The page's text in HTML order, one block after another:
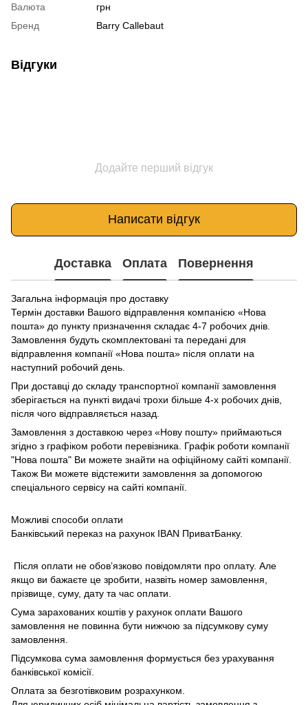
Валюта
грн
Бренд
Barry Callebaut
Відгуки
Додайте перший відгук
Написати відгук
Доставка Оплата Повернення
Загальна інформація про доставку
Термін доставки Вашого відправлення компанією «Нова
пошта» до пункту призначення складає 4-7 робочих днів.
Замовлення будуть скомплектовані та передані для
відправлення компанії «Нова пошта» після оплати на
наступний робочий день.
При доставці до складу транспортної компанії замовлення
зберігається на пункті видачі трохи більше 4-х робочих днів,
після чого відправляється назад.
Замовлення з доставкою через «Нову пошту» приймаються
згідно з графіком роботи перевізника. Графік роботи компанії
"Нова пошта" Ви можете знайти на офіційному сайті компанії.
Також Ви можете відстежити замовлення за допомогою
спеціального сервісу на сайті компанії.
Можливі способи оплати
Банківський переказ на рахунок IBAN ПриватБанку.
Після оплати не обов’язково повідомляти про оплату. Але
якщо ви бажаєте це зробити, назвіть номер замовлення,
прізвище, суму, дату та час оплати.
Сума зарахованих коштів у рахунок оплати Вашого
замовлення не повинна бути нижчою за підсумкову суму
замовлення.
Підсумкова сума замовлення формується без урахування
банківської комісії.
Оплата за безготівковим розрахунком.